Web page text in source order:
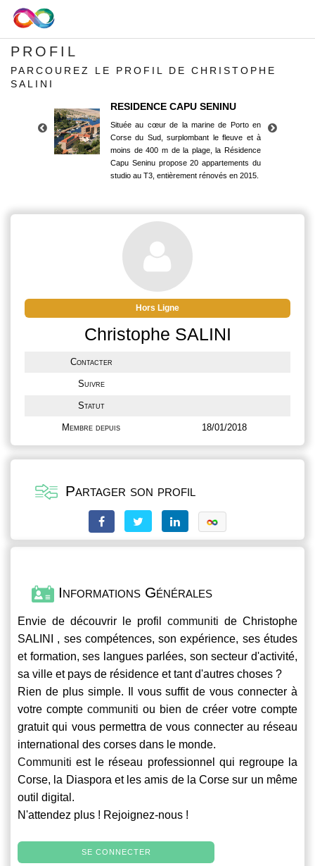
PROFIL
PARCOUREZ LE PROFIL DE CHRISTOPHE
SALINI
RESIDENCE CAPU SENINU
Située au cœur de la marine de Porto en
Corse du Sud, surplombant le fleuve et à
moins de 400 m de la plage, la Résidence
Capu Seninu propose 20 appartements du
studio au T3, entièrement rénovés en 2015.
Corse du Sud, surplombant le fleuve et à
moins de 400 m de la plage, la Résidence
Capu Seninu propose 20 appartements du
studio au T3, entièrement rénovés en 2015.
Hors Ligne
Christophe SALINI
Contacter
Suivre
Statut
Membre depuis 18/01/2018
Partager son profil
Informations Générales
Envie de découvrir le profil communiti de Christophe
SALINI , ses compétences, son expérience, ses études
et formation, ses langues parlées, son secteur d'activité,
sa ville et pays de résidence et tant d'autres choses ?
Rien de plus simple. Il vous suffit de vous connecter à
votre compte communiti ou bien de créer votre compte
gratuit qui vous permettra de vous connecter au réseau
international des corses dans le monde.
Communiti est le réseau professionnel qui regroupe la
Corse, la Diaspora et les amis de la Corse sur un même
outil digital.
N'attendez plus ! Rejoignez-nous !
SE CONNECTER